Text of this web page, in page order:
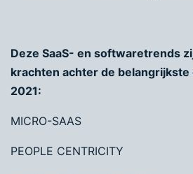
Deze SaaS- en softwaretrends
krachten achter de
2021:
MICRO-SAAS
PEOPLE CENTRICITY